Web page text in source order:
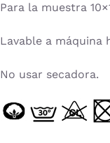
Para la muestra
Lavable a máquina
No usar secadora.